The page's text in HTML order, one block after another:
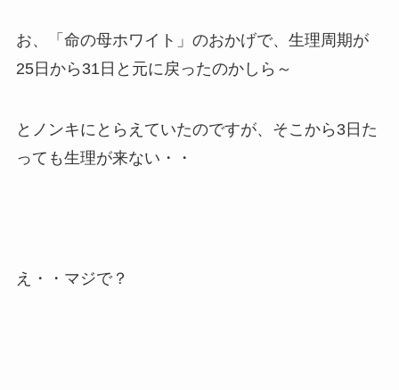
お、「命の母ホワイト」のおかげで、生理周期が
25日から31日と元に戻ったのかしら～
とノンキにとらえていたのですが、そこから3日た
っても生理が来ない・・
え・・マジで？